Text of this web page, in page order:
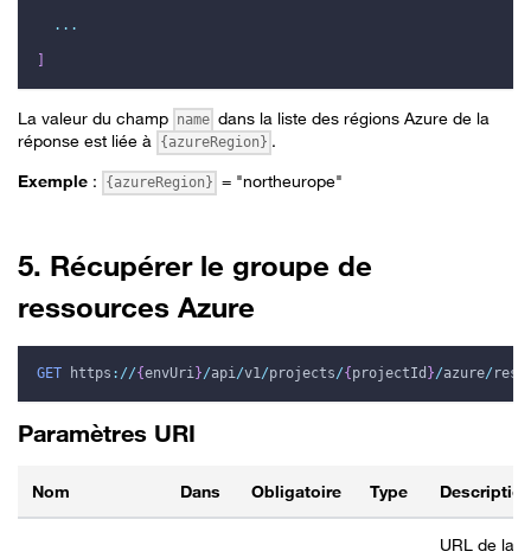
...
La valeur du champ name dans la liste des régions Azure de la
réponse est liée à
{azureRegion} .
Exemple : {azureRegion} = "northeurope"
5. Récupérer le groupe de
ressources Azure
GET https : //{envUri}/api/v1/projects/{ projectId }/azure/
Paramètres URI
Nom Dans Obligatoire Type Description
URL de la